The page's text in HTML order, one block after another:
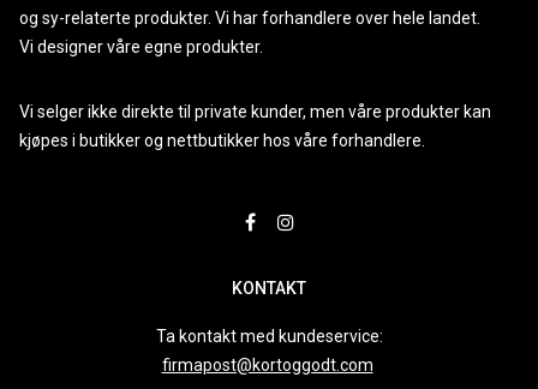
og sy-relaterte produkter. Vi har forhandlere over hele landet.
Vi designer våre egne produkter.
Vi selger ikke direkte til private kunder, men våre produkter kan
kjøpes i butikker og nettbutikker hos våre forhandlere.
KONTAKT
Ta kontakt med kundeservice:
firmapost@kortoggodt.com